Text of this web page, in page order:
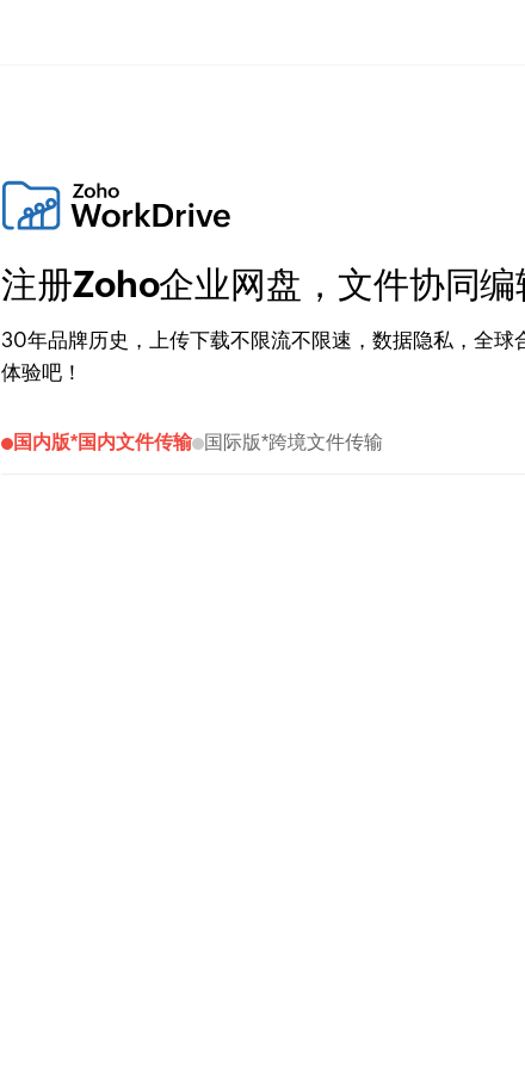
注册Zoho企业网盘，文件协同编
30年品牌历史，上传下载不限流不限速，数据隐私，全球
体验吧！
国内版*国内文件传输 国际版*跨境文件传输